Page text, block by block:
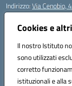
Cookies e
Il nostro Istituto
sono utilizzati
corretto
istituzionali e alla
Indirizzo:Via Cenobio,
Centralino:
Posta elettronica
Codice fiscale:
Codice
Codice Indice delle
Codice unico di